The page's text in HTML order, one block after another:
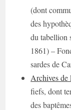
(dont
des
du tabellion
1861) –
sardes de
Archives de
fiefs, dont
des